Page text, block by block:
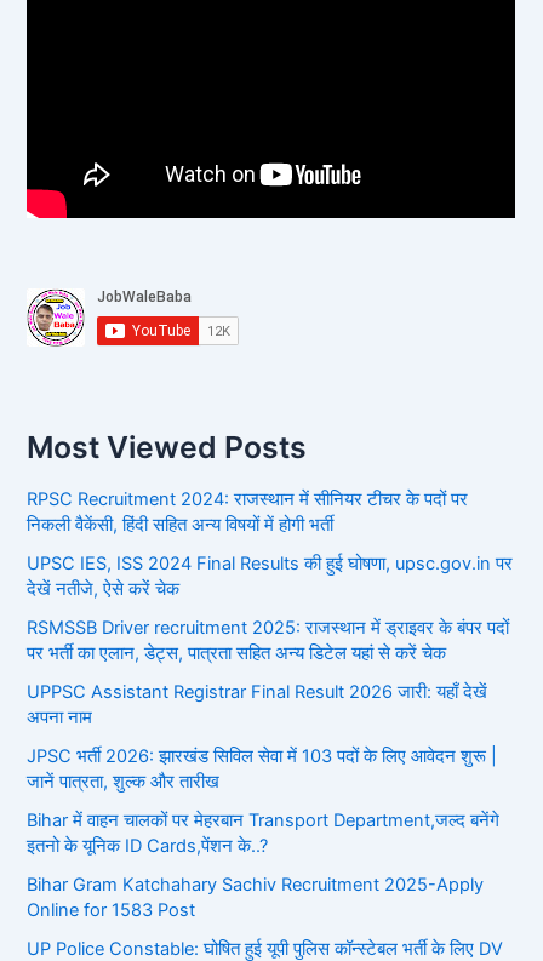
Most Viewed Posts
RPSC Recruitment 2024: राजस्थान में सीनियर टीचर के पदों पर
निकली वैकेंसी, हिंदी सहित अन्य विषयों में होगी भर्ती
UPSC IES, ISS 2024 Final Results की हुई घोषणा, upsc.gov.in पर
देखें नतीजे, ऐसे करें चेक
RSMSSB Driver recruitment 2025: राजस्थान में ड्राइवर के बंपर पदों
पर भर्ती का एलान, डेट्स, पात्रता सहित अन्य डिटेल यहां से करें चेक
UPPSC Assistant Registrar Final Result 2026 जारी: यहाँ देखें
अपना नाम
JPSC भर्ती 2026: झारखंड सिविल सेवा में 103 पदों के लिए आवेदन शुरू |
जानें पात्रता, शुल्क और तारीख
Bihar में वाहन चालकों पर मेहरबान Transport Department,जल्द बनेंगे
इतनो के यूनिक ID Cards,पेंशन के..?
Bihar Gram Katchahary Sachiv Recruitment 2025-Apply
Online for 1583 Post
UP Police Constable: घोषित हुई यूपी पुलिस कॉन्स्टेबल भर्ती के लिए DV